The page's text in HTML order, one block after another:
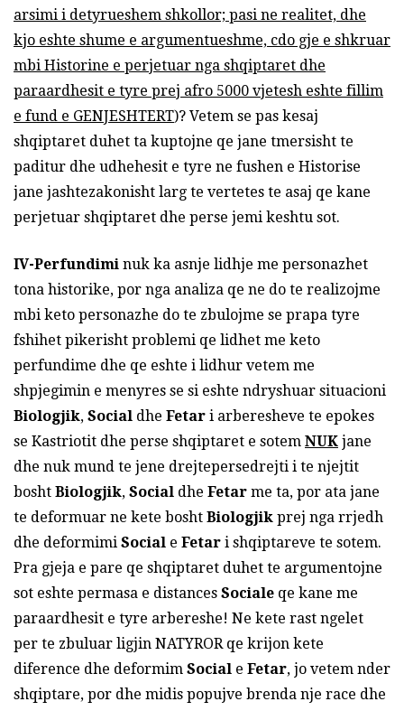
arsimi i detyrueshem shkollor; pasi ne realitet, dhe
kjo eshte shume e argumentueshme, cdo gje e shkruar
mbi Historine e perjetuar nga shqiptaret dhe
paraardhesit e tyre prej afro 5000 vjetesh eshte fillim
e fund e GENJESHTERT)? Vetem se pas kesaj
shqiptaret duhet ta kuptojne qe jane tmersisht te
paditur dhe udhehesit e tyre ne fushen e Historise
jane jashtezakonisht larg te vertetes te asaj qe kane
perjetuar shqiptaret dhe perse jemi keshtu sot.
IV-Perfundimi nuk ka asnje lidhje me personazhet
tona historike, por nga analiza qe ne do te realizojme
mbi keto personazhe do te zbulojme se prapa tyre
fshihet pikerisht problemi qe lidhet me keto
perfundime dhe qe eshte i lidhur vetem me
shpjegimin e menyres se si eshte ndryshuar situacioni
Biologjik, Social dhe Fetar i arberesheve te epokes
se Kastriotit dhe perse shqiptaret e sotem NUK jane
dhe nuk mund te jene drejtepersedrejti i te njejtit
bosht Biologjik, Social dhe Fetar me ta, por ata jane
te deformuar ne kete bosht Biologjik prej nga rrjedh
dhe deformimi Social e Fetar i shqiptareve te sotem.
Pra gjeja e pare qe shqiptaret duhet te argumentojne
sot eshte permasa e distances Sociale qe kane me
paraardhesit e tyre arbereshe! Ne kete rast ngelet
per te zbuluar ligjin NATYROR qe krijon kete
diference dhe deformim Social e Fetar, jo vetem nder
shqiptare, por dhe midis popujve brenda nje race dhe